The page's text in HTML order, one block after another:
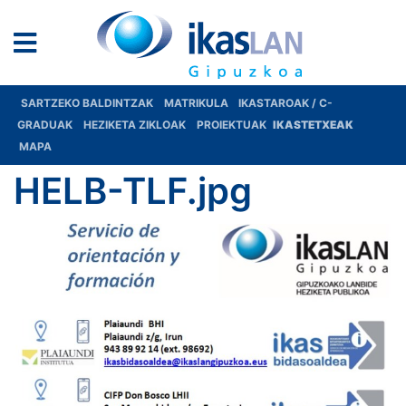
SARTZEKO BALDINTZAK MATRIKULA
IKASTAROAK / C-
GRADUAK
HEZIKETA ZIKLOAK PROIEKTUAK IKASTETXEAK
MAPA
HELB-TLF.jpg